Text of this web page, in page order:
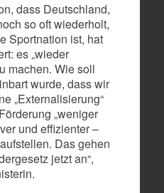
dass Deutschland,
so oft wiederholt,
Sportnation ist, hat
es „wieder
machen. Wie soll
wurde, dass wir
„Externalisierung“
„weniger
und effizienter –
Das gehen
jetzt an“,